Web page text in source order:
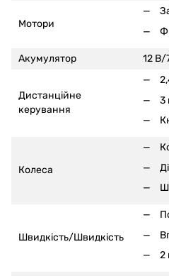
Мотори
Акумулятор 12 В/
Дистанційне
керування
3
Колеса
Швидкість/Швидкість
2